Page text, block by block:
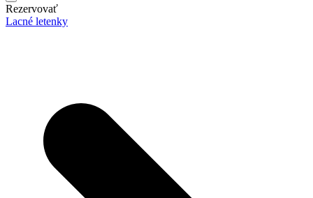
Rezervovať
Lacné letenky